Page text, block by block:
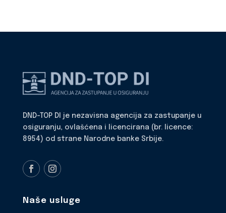
DND-TOP DI je nezavisna agencija za zastupanje u
osiguranju, ovlašćena i licencirana (br. licence:
8954) od strane Narodne banke Srbije.
Naše usluge